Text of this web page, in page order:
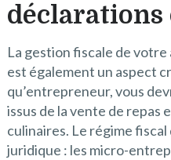
déclarations
La gestion fiscale de
est également un aspect
qu’entrepreneur, vous
issus de la vente de repas
culinaires. Le régime
juridique : les micro-